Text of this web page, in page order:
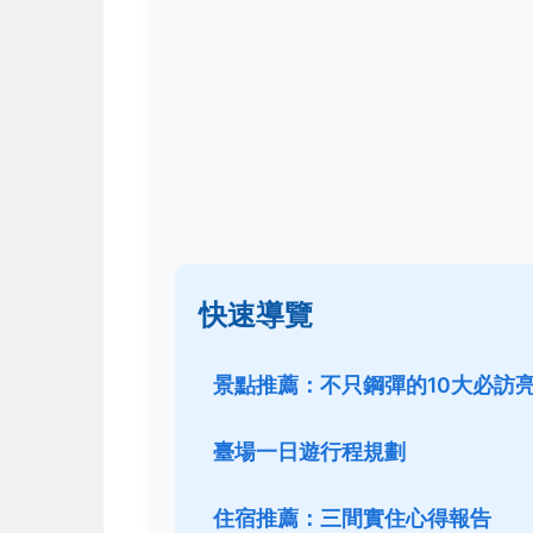
快速導覽
景點推薦：不只鋼彈的10大必訪
臺場一日遊行程規劃
住宿推薦：三間實住心得報告